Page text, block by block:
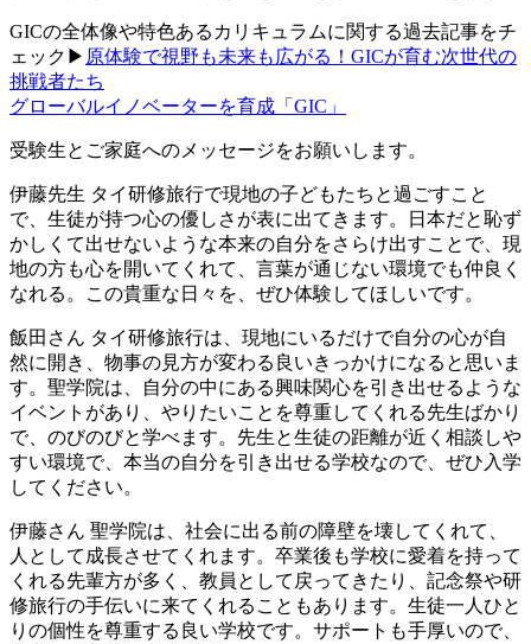
GICの全体像や特色あるカリキュラムに関する過去記事をチ
ェック▶ 原体験で視野も未来も広がる！GICが育む次世代の
挑戦者たち
グローバルイノベーターを育成「GIC」
受験生とご家庭へのメッセージをお願いします。
伊藤先生 タイ研修旅行で現地の子どもたちと過ごすこと
で、生徒が持つ心の優しさが表に出てきます。日本だと恥ず
かしくて出せないような本来の自分をさらけ出すことで、現
地の方も心を開いてくれて、言葉が通じない環境でも仲良く
なれる。この貴重な日々を、ぜひ体験してほしいです。
飯田さん タイ研修旅行は、現地にいるだけで自分の心が自
然に開き、物事の見方が変わる良いきっかけになると思いま
す。聖学院は、自分の中にある興味関心を引き出せるような
イベントがあり、やりたいことを尊重してくれる先生ばかり
で、のびのびと学べます。先生と生徒の距離が近く相談しや
すい環境で、本当の自分を引き出せる学校なので、ぜひ入学
してください。
伊藤さん 聖学院は、社会に出る前の障壁を壊してくれて、
人として成長させてくれます。卒業後も学校に愛着を持って
くれる先輩方が多く、教員として戻ってきたり、記念祭や研
修旅行の手伝いに来てくれることもあります。生徒一人ひと
りの個性を尊重する良い学校です。サポートも手厚いので、